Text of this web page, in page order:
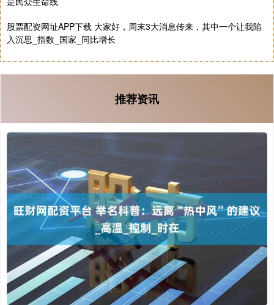
股票配资网址APP下载 大家好，周末3大消息传来，其中一个让我陷
入沉思_指数_国家_同比增长
推荐资讯